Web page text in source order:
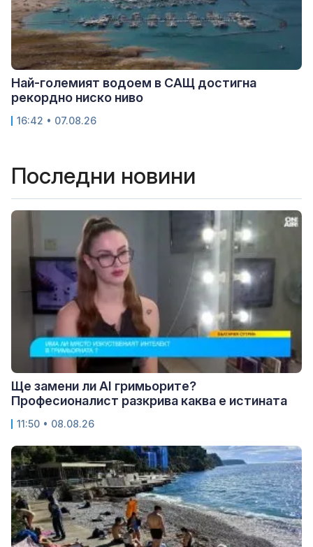
Най-големият водоем в САЩ достигна
рекордно ниско ниво
16:42 • 07.08.26
Последни новини
Ще замени ли AI гримьорите?
Професионалист разкрива каква е истината
11:50 • 08.08.26